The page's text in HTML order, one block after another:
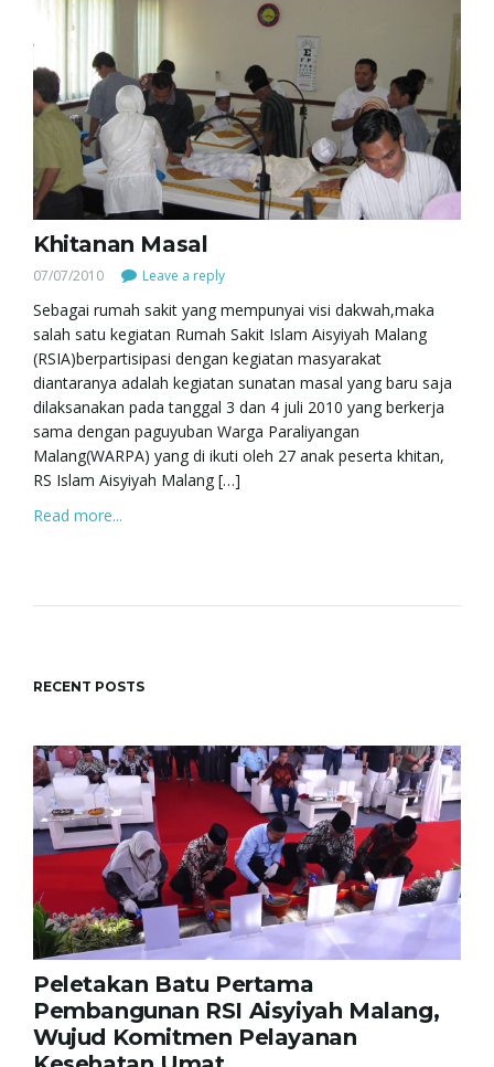
Khitanan Masal
07/07/2010 Leave a reply
Sebagai rumah sakit yang mempunyai visi dakwah,maka
salah satu kegiatan Rumah Sakit Islam Aisyiyah Malang
(RSIA)berpartisipasi dengan kegiatan masyarakat
diantaranya adalah kegiatan sunatan masal yang baru saja
dilaksanakan pada tanggal 3 dan 4 juli 2010 yang berkerja
sama dengan paguyuban Warga Paraliyangan
Malang(WARPA) yang di ikuti oleh 27 anak peserta khitan,
RS Islam Aisyiyah Malang […]
Read more...
RECENT POSTS
Peletakan Batu Pertama
Pembangunan RSI Aisyiyah Malang,
Wujud Komitmen Pelayanan